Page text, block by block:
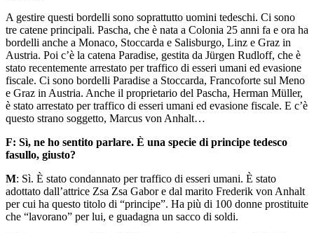
A gestire questi bordelli sono soprattutto uomini tedeschi. Ci sono
tre catene principali. Pascha, che è nata a Colonia 25 anni fa e ora ha
bordelli anche a Monaco, Stoccarda e Salisburgo, Linz e Graz in
Austria. Poi c’è la catena Paradise, gestita da Jürgen Rudloff, che è
stato recentemente arrestato per traffico di esseri umani ed evasione
fiscale. Ci sono bordelli Paradise a Stoccarda, Francoforte sul Meno
e Graz in Austria. Anche il proprietario del Pascha, Herman Müller,
è stato arrestato per traffico di esseri umani ed evasione fiscale. E c’è
questo strano soggetto, Marcus von Anhalt…
F: Sì, ne ho sentito parlare. È una specie di principe tedesco
fasullo, giusto?
M: Sì. È stato condannato per traffico di esseri umani. È stato
adottato dall’attrice Zsa Zsa Gabor e dal marito Frederik von Anhalt
per cui ha questo titolo di “principe”. Ha più di 100 donne prostituite
che “lavorano” per lui, e guadagna un sacco di soldi.